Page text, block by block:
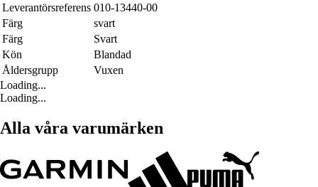
Leverantörsreferens 010-13440-00
Färg
svart
Färg
Svart
Kön
Blandad
Åldersgrupp
Vuxen
Loading...
Loading...
Alla våra varumärken